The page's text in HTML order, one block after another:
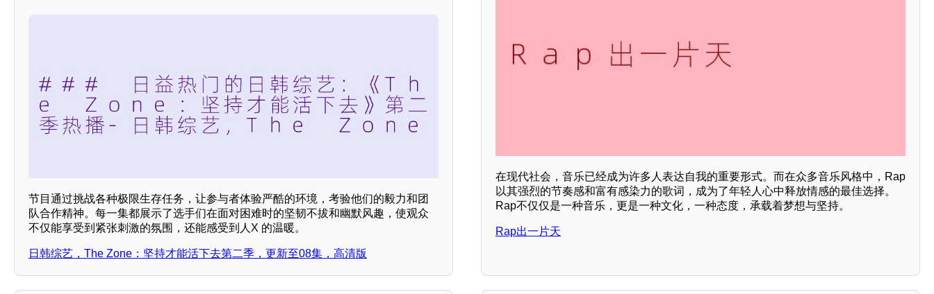
节目通过挑战各种极限生存任务，让参与者体验严酷的环境，考验他们的毅力和团
队合作精神。每一集都展示了选手们在面对困难时的坚韧不拔和幽默风趣，使观众
不仅能享受到紧张刺激的氛围，还能感受到人X 的温暖。
日韩综艺，The Zone：坚持才能活下去第二季，更新至08集，高清版
在现代社会，音乐已经成为许多人表达自我的重要形式。而在众多音乐风格中，Rap
以其强烈的节奏感和富有感染力的歌词，成为了年轻人心中释放情感的最佳选择。
Rap不仅仅是一种音乐，更是一种文化，一种态度，承载着梦想与坚持。
Rap出一片天